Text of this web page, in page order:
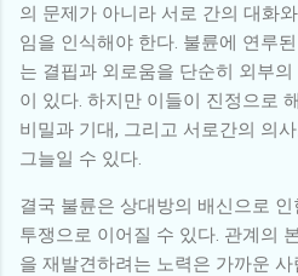
의 문제가 아니라 서로 간의 대화
임을 인식해야 한다. 불륜에 연루
는 결핍과 외로움을 단순히 외부
이 있다. 하지만 이들이 진정으로
비밀과 기대, 그리고 서로간의 의
그늘일 수 있다.
결국 불륜은 상대방의 배신으로
투쟁으로 이어질 수 있다. 관계의
을 재발견하려는 노력은 가까운